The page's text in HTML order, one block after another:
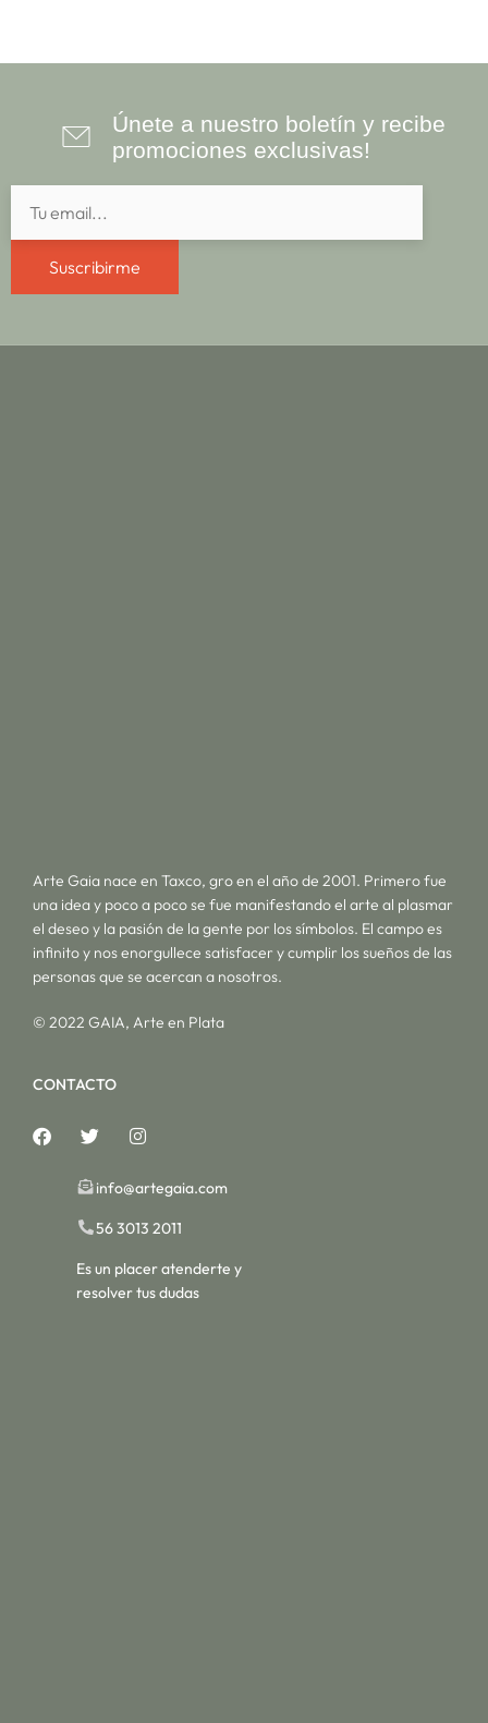
Únete a nuestro boletín y recibe
promociones exclusivas!
Suscribirme
Arte Gaia nace en Taxco, gro en el año de 2001. Primero fue
una idea y poco a poco se fue manifestando el arte al plasmar
el deseo y la pasión de la gente por los símbolos. El campo es
infinito y nos enorgullece satisfacer y cumplir los sueños de las
personas que se acercan a nosotros.
© 2022 GAIA, Arte en Plata
CONTACTO
info@artegaia.com
56 3013 2011
Es un placer atenderte y
resolver tus dudas